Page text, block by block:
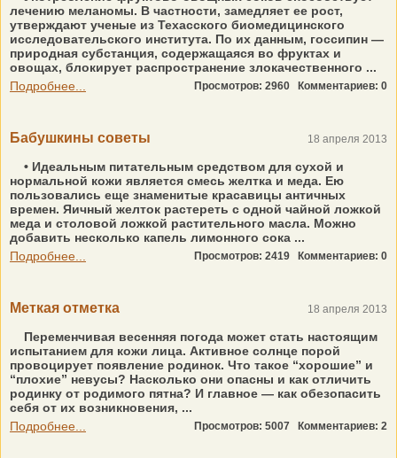
лечению меланомы. В частности, замедляет ее рост,
утверждают ученые из Техасского биомедицинского
исследовательского института. По их данным, госсипин —
природная субстанция, содержащаяся во фруктах и
овощах, блокирует распространение злокачественного ...
Подробнее...
Просмотров: 2960 Комментариев: 0
Бабушкины советы 18 апреля 2013
• Идеальным питательным средством для сухой и
нормальной кожи является смесь желтка и меда. Ею
пользовались еще знаменитые красавицы античных
времен. Яичный желток растереть с одной чайной ложкой
меда и столовой ложкой растительного масла. Можно
добавить несколько капель лимонного сока ...
Подробнее...
Просмотров: 2419 Комментариев: 0
Меткая отметка 18 апреля 2013
Переменчивая весенняя погода может стать настоящим
испытанием для кожи лица. Активное солнце порой
провоцирует появление родинок. Что такое “хорошие” и
“плохие” невусы? Насколько они опасны и как отличить
родинку от родимого пятна? И главное — как обезопасить
себя от их возникновения, ...
Подробнее...
Просмотров: 5007 Комментариев: 2